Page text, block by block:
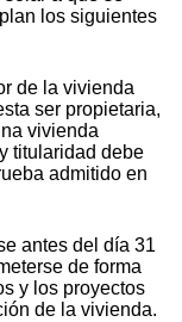
los siguientes
de la vivienda
ser propietaria,
vivienda
titularidad debe
admitido en
antes del día 31
de forma
y los proyectos
de la vivienda.